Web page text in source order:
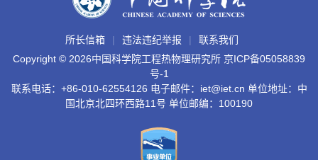
所长信箱 违法违纪举报
联系我们
Copyright © 2026中国科学院工程热物理研究所 京ICP备05058839
号-1
联系电话：+86-010-62554126 电子邮件：iet@iet.cn 单位地址：中
国北京北四环西路11号 单位邮编：100190